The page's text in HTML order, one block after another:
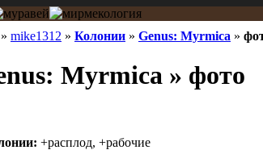
» mike1312 » Колонии » Genus: Myrmica »
Myrmica » фото
+расплод, +рабочие